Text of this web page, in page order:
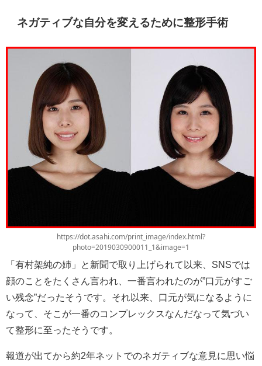
ネガティブな自分を変えるために整形手術
https://dot.asahi.com/print_image/index.html?
photo=2019030900011_1&image=1
「有村架純の姉」と新聞で取り上げられて以来、SNSでは
顔のことをたくさん言われ、一番言われたのが”口元がすご
い残念”だったそうです。それ以来、口元が気になるように
なって、そこが一番のコンプレックスなんだなって気づい
て整形に至ったそうです。
報道が出てから約2年ネットでのネガティブな意見に思い悩